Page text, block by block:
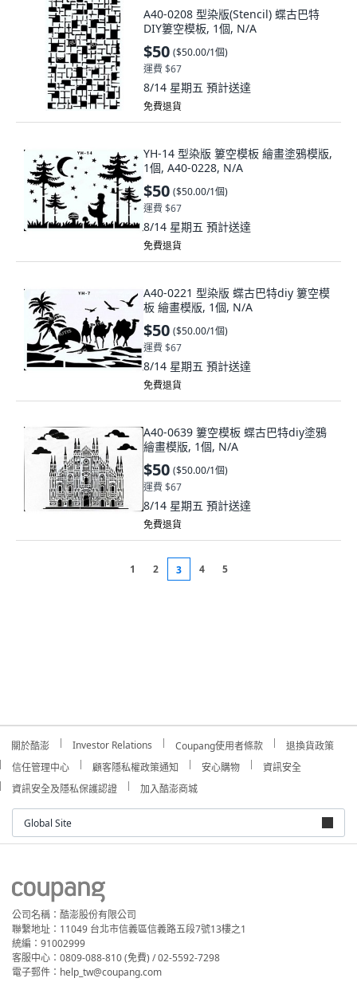
A40-0208 型染版(Stencil) 蝶古巴特
DIY簍空模板, 1個, N/A
$50 ($50.00/1個)
運費 $67
8/14 星期五 預計送達
免費退貨
YH-14 型染版 簍空模板 繪畫塗鴉模版,
1個, A40-0228, N/A
$50 ($50.00/1個)
運費 $67
8/14 星期五 預計送達
免費退貨
A40-0221 型染版 蝶古巴特diy 簍空模
板 繪畫模版, 1個, N/A
$50 ($50.00/1個)
運費 $67
8/14 星期五 預計送達
免費退貨
A40-0639 簍空模板 蝶古巴特diy塗鴉
繪畫模版, 1個, N/A
$50 ($50.00/1個)
運費 $67
8/14 星期五 預計送達
免費退貨
1 2 3 4 5
關於酷澎 Investor Relations Coupang使用者條款
退換貨政策
信任管理中心
顧客隱私權政策通知 安心購物
資訊安全
資訊安全及隱私保護認證
加入酷澎商城
Global Site
公司名稱：酷澎股份有限公司
聯繫地址：11049 台北市信義區信義路五段7號13樓之1
統編：91002999
客服中心：0809-088-810 (免費) / 02-5592-7298
電子郵件：help_tw@coupang.com